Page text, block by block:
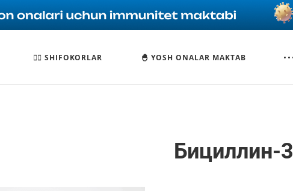
🧑‍⚕️ SHIFOKORLAR 🐣 YOSH ONALAR MAKTAB
Бициллин-3